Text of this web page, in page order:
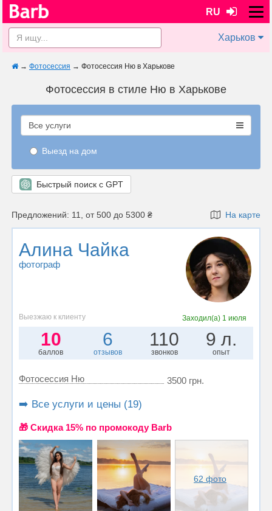
RU
Харьков
→ Фотосессия → Фотосессия Ню в Харькове
Фотосессия в стиле Ню в Харькове
Все услуги
Выезд на дом
Быстрый поиск с GPT
Предложений: 11, от 500 до 5300 ₴ На карте
Алина Чайка
фотограф
Выезжаю к клиенту Заходил(а) 1 июля
10
баллов
6
отзывов
110
звонков
9 л.
опыт
Фотосессия Ню 3500 грн.
➡️ Все услуги и цены (19)
🎁 Cкидка 15% по промокоду Barb
62 фото